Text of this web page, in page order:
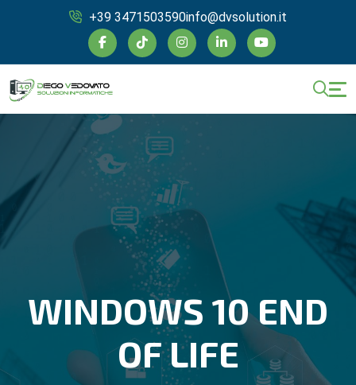
+39 3471503590info@dvsolution.it
WINDOWS 10 END
OF LIFE